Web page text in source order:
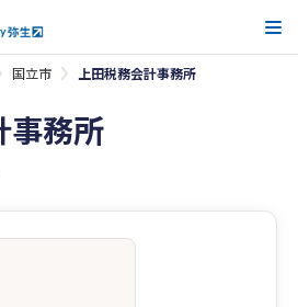
国立市 上田税務会計事務所
事務所